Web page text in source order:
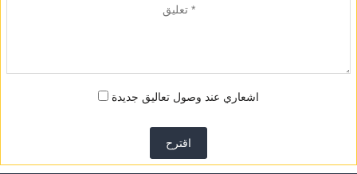
اشعاري عند وصول تعاليق جديدة
اقترح